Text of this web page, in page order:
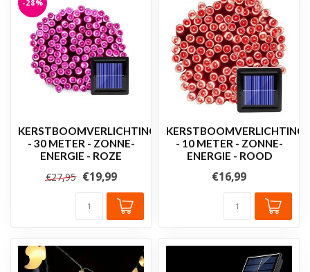
-28%
KERSTBOOMVERLICHTING
- 30 METER - ZONNE-
ENERGIE - ROZE
€27,95 €19,99
KERSTBOOMVERLICHTING
- 10 METER - ZONNE-
ENERGIE - ROOD
€16,99